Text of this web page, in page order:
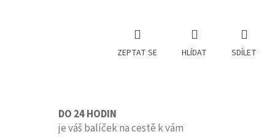
ZEPTAT SE HLÍDAT SDÍLET
DO 24 HODIN
je váš balíček na cestě k vám